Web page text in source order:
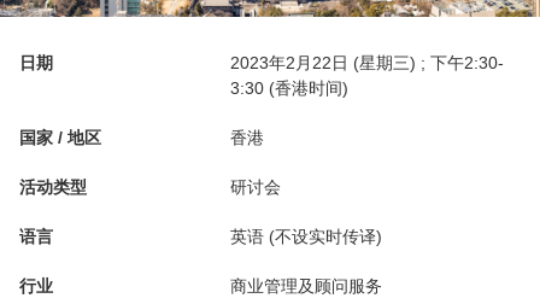
日期
2023年2月22日 (星期三) ; 下午2:30-
3:30 (香港时间)
国家 / 地区 香港
活动类型 研讨会
语言 英语 (不设实时传译)
行业 商业管理及顾问服务